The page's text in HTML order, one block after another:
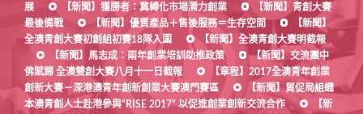
展
【新聞】獲勝者：冀轉化市場潛力創業
【新聞】青創大賽
最後備戰
【新聞】優質產品＋售後服務＝生存空間
【新聞】
全澳青創大賽初創組初賽18隊入圍
【新聞】全澳青創大賽明截報
【新聞】馬志成：兩年創業培訓助推政策
【新聞】交流團中
佛賦歸 全澳雙創大賽八月十一日截報
【章程】2017全澳青年創業
創新大賽－深港澳青年創新創業大賽澳門賽區
【新聞】貿促局組織
本澳青創人士赴港參與“RISE 2017” 以促進創業創新交流合作
【新